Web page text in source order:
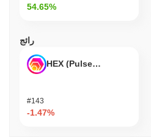
54.65%
رائج
HEX (Pulsechain)
#143
-1.47%